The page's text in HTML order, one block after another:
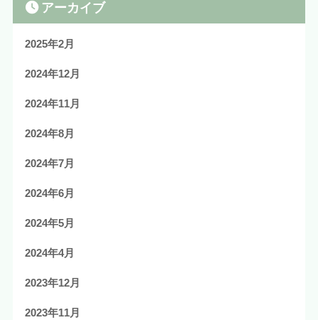
アーカイブ
2025年2月
2024年12月
2024年11月
2024年8月
2024年7月
2024年6月
2024年5月
2024年4月
2023年12月
2023年11月